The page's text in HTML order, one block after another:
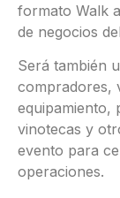
formato Walk
de negocios
Será también
compradores,
equipamiento,
vinotecas y
evento para
operaciones.